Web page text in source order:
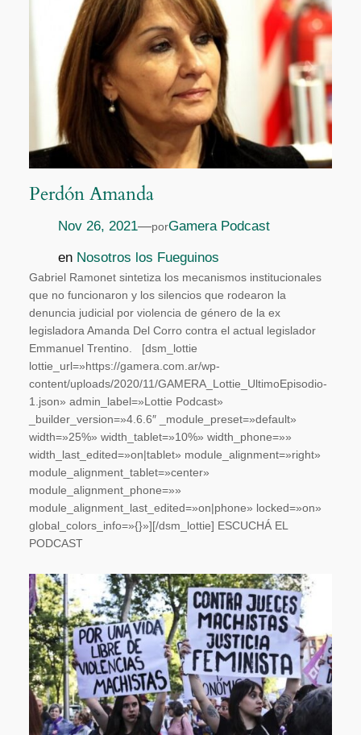
Perdón Amanda
Nov 26, 2021—porGamera Podcast
en Nosotros los Fueguinos
Gabriel Ramonet sintetiza los mecanismos institucionales
que no funcionaron y los silencios que rodearon la
denuncia judicial por violencia de género de la ex
legisladora Amanda Del Corro contra el actual legislador
Emmanuel Trentino. [dsm_lottie
lottie_url=»https://gamera.com.ar/wp-
content/uploads/2020/11/GAMERA_Lottie_UltimoEpisodio-
1.json» admin_label=»Lottie Podcast»
_builder_version=»4.6.6″ _module_preset=»default»
width=»25%» width_tablet=»10%» width_phone=»»
width_last_edited=»on|tablet» module_alignment=»right»
module_alignment_tablet=»center»
module_alignment_phone=»»
module_alignment_last_edited=»on|phone» locked=»on»
global_colors_info=»{}»][/dsm_lottie] ESCUCHÁ EL
PODCAST